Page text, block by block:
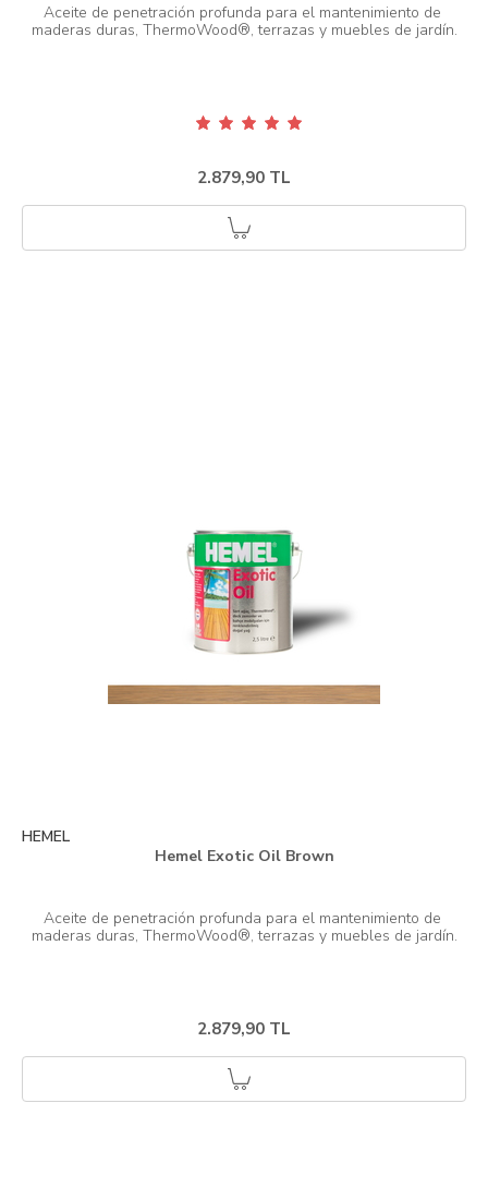
Aceite de penetración profunda para el mantenimiento de
2.879,90 TL
HEMEL
Hemel Exotic Oil Brown
Aceite de penetración profunda para el mantenimiento de
2.879,90 TL